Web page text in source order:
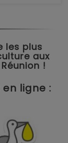
les plus
aux
!
ligne :